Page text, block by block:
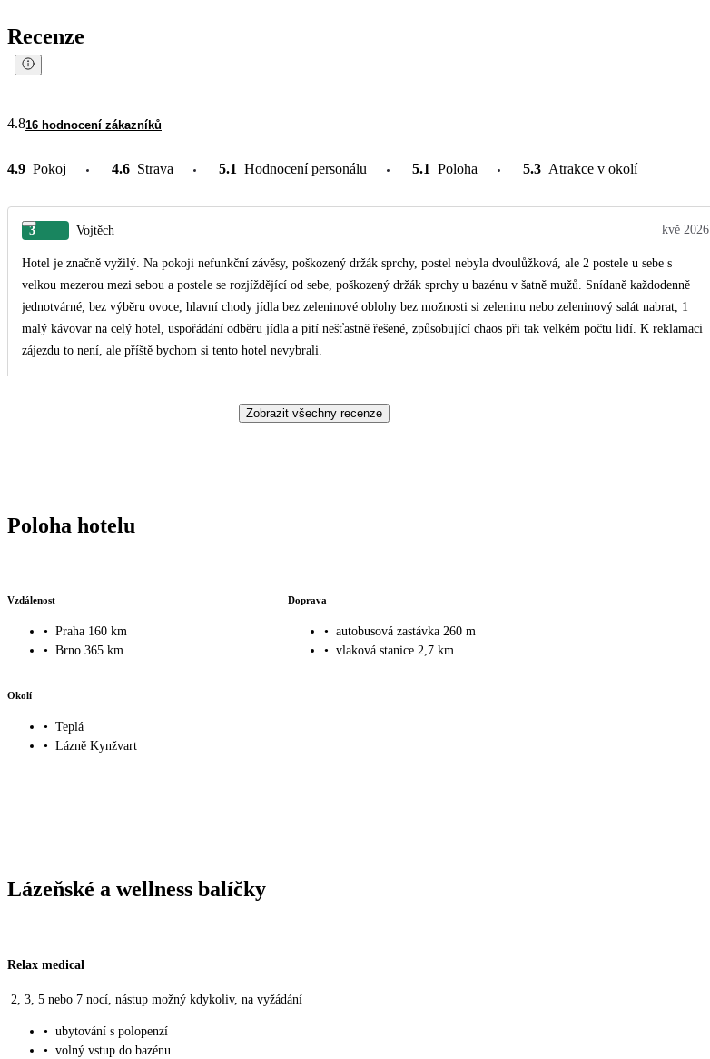
Recenze
4.816 hodnocení zákazníků
4.9 Pokoj 4.6 Strava 5.1 Hodnocení personálu 5.1 Poloha 5.3 Atrakce v okolí
3 Vojtěch kvě 2026
Hotel je značně vyžilý. Na pokoji nefunkční závěsy, poškozený držák sprchy, postel nebyla dvoulůžková, ale 2 postele u sebe s
velkou mezerou mezi sebou a postele se rozjíždějící od sebe, poškozený držák sprchy u bazénu v šatně mužů. Snídaně každodenně
jednotvárné, bez výběru ovoce, hlavní chody jídla bez zeleninové oblohy bez možnosti si zeleninu nebo zeleninový salát nabrat, 1
malý kávovar na celý hotel, uspořádání odběru jídla a pití nešťastně řešené, způsobující chaos při tak velkém počtu lidí. K reklamaci
zájezdu to není, ale příště bychom si tento hotel nevybrali.
Zobrazit všechny recenze
Poloha hotelu
Vzdálenost
• Praha 160 km
• Brno 365 km
Doprava
• autobusová zastávka 260 m
• vlaková stanice 2,7 km
Okolí
• Teplá
• Lázně Kynžvart
Lázeňské a wellness balíčky
Relax medical
2, 3, 5 nebo 7 nocí, nástup možný kdykoliv, na vyžádání
• ubytování s polopenzí
• volný vstup do bazénu